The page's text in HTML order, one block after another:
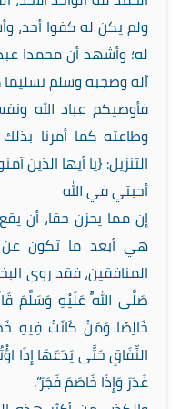
ولم يكن له كفوا أحد،
له؛ وأشهد أن محمدا
آله وصجبه وسلم تسليما
فأوصيكم عباد الله
وطاعته كما أمرنا
التنزيل: {يا أيها الذين
أحبتي في الله
إن مما يحزن حقا، أن
هي أبعد ما تكون
المنافقين، فقد روى
صَلَّى اللَّهُ عَلَيْهِ وَسَلَّمَ
خَالِصًا وَمَنْ كَانَتْ
النِّفَاقِ حَتَّى يَدَعَهَا إِذَا
غَدَرَ وَإِذَا خَاصَمَ فَجَرَ”.